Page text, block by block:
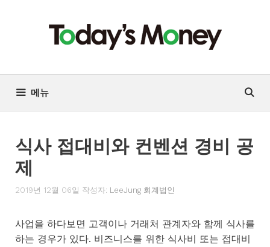
기
메뉴
식사 접대비와 컨벤션 경비 공
제
2019년 12월 06일 작성자: LeeJung 회계법인
사업을 하다보면 고객이나 거래처 관계자와 함께 식사를
하는 경우가 있다. 비즈니스를 위한 식사비 또는 접대비